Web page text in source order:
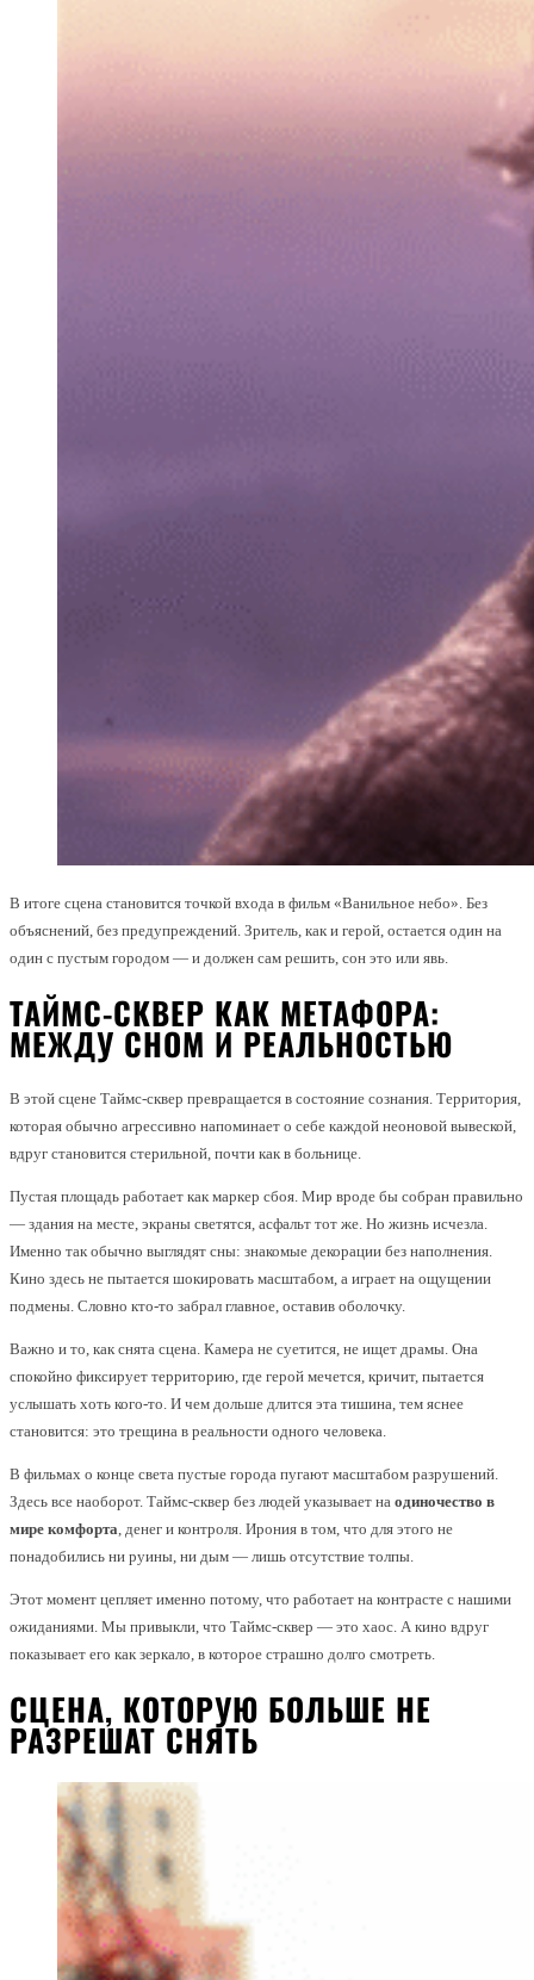
В итоге сцена становится точкой входа в фильм «Ванильное небо». Без
объяснений, без предупреждений. Зритель, как и герой, остается один на
один с пустым городом — и должен сам решить, сон это или явь.
ТАЙМС-СКВЕР КАК МЕТАФОРА:
МЕЖДУ СНОМ И РЕАЛЬНОСТЬЮ
В этой сцене Таймс-сквер превращается в состояние сознания. Территория,
которая обычно агрессивно напоминает о себе каждой неоновой вывеской,
вдруг становится стерильной, почти как в больнице.
Пустая площадь работает как маркер сбоя. Мир вроде бы собран правильно
— здания на месте, экраны светятся, асфальт тот же. Но жизнь исчезла.
Именно так обычно выглядят сны: знакомые декорации без наполнения.
Кино здесь не пытается шокировать масштабом, а играет на ощущении
подмены. Словно кто-то забрал главное, оставив оболочку.
Важно и то, как снята сцена. Камера не суетится, не ищет драмы. Она
спокойно фиксирует территорию, где герой мечется, кричит, пытается
услышать хоть кого-то. И чем дольше длится эта тишина, тем яснее
становится: это трещина в реальности одного человека.
В фильмах о конце света пустые города пугают масштабом разрушений.
Здесь все наоборот. Таймс-сквер без людей указывает на одиночество в
мире комфорта, денег и контроля. Ирония в том, что для этого не
понадобились ни руины, ни дым — лишь отсутствие толпы.
Этот момент цепляет именно потому, что работает на контрасте с нашими
ожиданиями. Мы привыкли, что Таймс-сквер — это хаос. А кино вдруг
показывает его как зеркало, в которое страшно долго смотреть.
СЦЕНА, КОТОРУЮ БОЛЬШЕ НЕ
РАЗРЕШАТ СНЯТЬ